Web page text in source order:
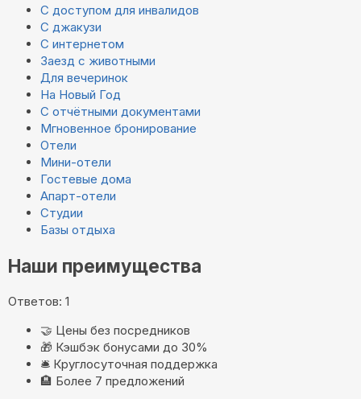
С доступом для инвалидов
С джакузи
С интернетом
Заезд с животными
Для вечеринок
На Новый Год
С отчётными документами
Мгновенное бронирование
Отели
Мини-отели
Гостевые дома
Апарт-отели
Студии
Базы отдыха
Наши преимущества
Ответов: 1
🤝 Цены без посредников
🎁 Кэшбэк бонусами до 30%
🛎️ Круглосуточная поддержка
🏨 Более 7 предложений